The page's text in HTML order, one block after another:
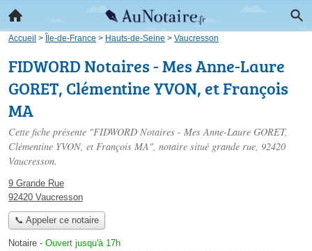
Accueil > Île-de-France > Hauts-de-Seine > Vaucresson
FIDWORD Notaires - Mes Anne-Laure
GORET, Clémentine YVON, et François
MA
Cette fiche présente "FIDWORD Notaires - Mes Anne-Laure GORET,
Clémentine YVON, et François MA", notaire situé grande rue, 92420
Vaucresson.
9 Grande Rue
92420 Vaucresson
📞 Appeler ce notaire
Notaire - Ouvert jusqu'à 17h